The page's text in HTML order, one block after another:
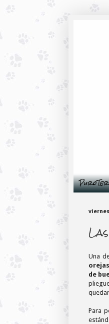
Una
de
quedar
Para